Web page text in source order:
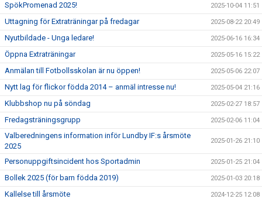
SpökPromenad 2025! 2025-10-04 11:51
Uttagning för Extraträningar på fredagar 2025-08-22 20:49
Nyutbildade - Unga ledare! 2025-06-16 16:34
Öppna Extraträningar 2025-05-16 15:22
Anmälan till Fotbollsskolan är nu öppen! 2025-05-06 22:07
Nytt lag för flickor födda 2014 – anmäl intresse nu! 2025-05-04 21:16
Klubbshop nu på söndag 2025-02-27 18:57
Fredagsträningsgrupp 2025-02-06 11:04
Valberedningens information inför Lundby IF:s årsmöte
2025
2025-01-26 21:10
Personuppgiftsincident hos Sportadmin 2025-01-25 21:04
Bollek 2025 (för barn födda 2019) 2025-01-03 20:18
Kallelse till årsmöte 2024-12-25 12:08